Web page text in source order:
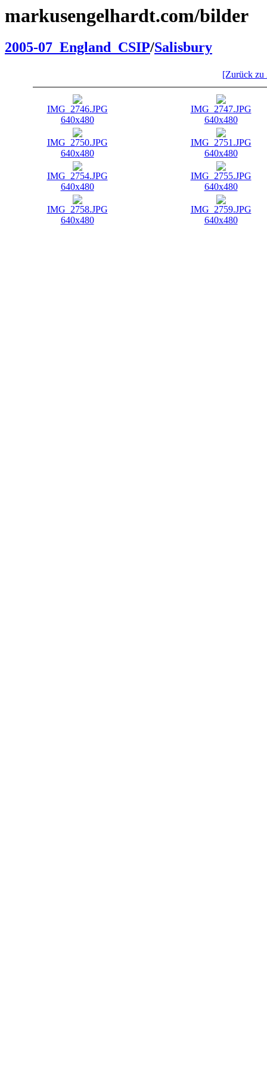
markusengelhardt.com/bilder
2005-07_England_CSIP/Salisbury
[Zurück zu
IMG_2746.JPG
640x480
IMG_2747.JPG
640x480
IMG_2750.JPG
640x480
IMG_2751.JPG
640x480
IMG_2754.JPG
640x480
IMG_2755.JPG
640x480
IMG_2758.JPG
640x480
IMG_2759.JPG
640x480